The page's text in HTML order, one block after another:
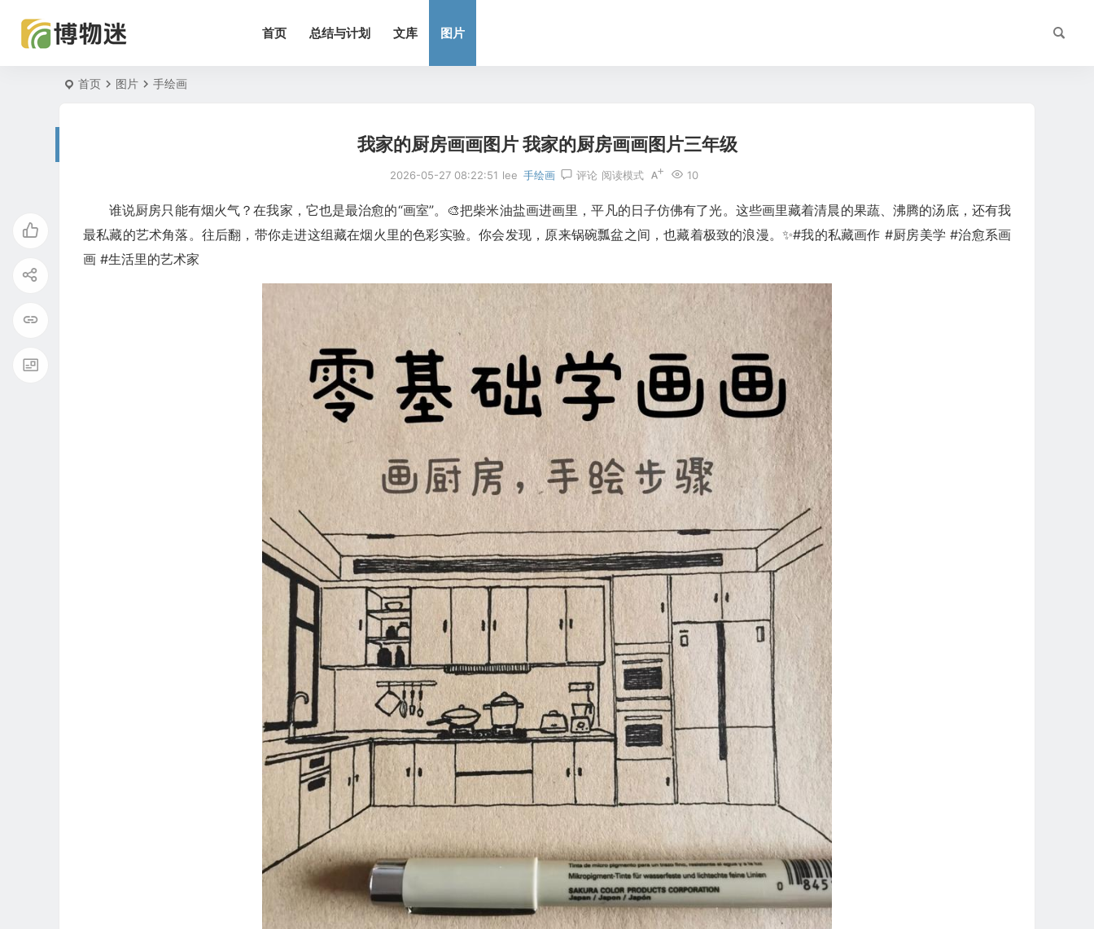
首页 总结与计划 文库 图片
首页 图片 手绘画
我家的厨房画画图片 我家的厨房画画图片三年级
2026-05-27 08:22:51 lee 手绘画 评论 10
阅读模式
谁说厨房只能有烟火气？在我家，它也是最治愈的“画室”。🎨把柴米油盐画进画里，平凡的日子仿佛有了光。这些画里藏着清晨的果蔬、沸腾的汤底，还有我
最私藏的艺术角落。往后翻，带你走进这组藏在烟火里的色彩实验。你会发现，原来锅碗瓢盆之间，也藏着极致的浪漫。✨#我的私藏画作 #厨房美学 #治愈系画
画 #生活里的艺术家